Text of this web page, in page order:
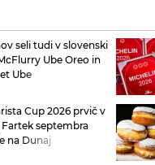
seli tudi v slovenski
Ube Oreo in
Ube
Cup 2026 prvič v
Fartek septembra
na Dunaj